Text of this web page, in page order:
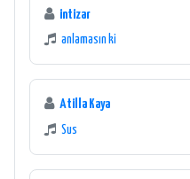
intizar
anlamasın ki
Atilla Kaya
Sus